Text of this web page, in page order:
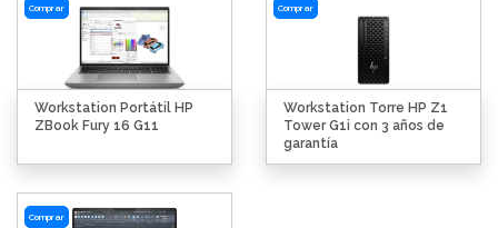
Comprar
Workstation Portátil HP
ZBook Fury 16 G11
Comprar
Workstation Torre HP Z1
Tower G1i con 3 años de
garantía
Comprar